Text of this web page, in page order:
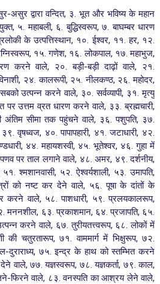
असुर द्वारा वन्दित, ३. भूत और भविष्य के महान
५. महाबली, ६. बुद्धिस्वरूप, ७. बाघम्बर धारण
के उत्पत्तिस्थान, १०. ईश्वर, ११. हर, १२.
१५. गणेश, १६. लोकपाल, १७. महाभुज,
करने वाले, २०. बड़ी-बड़ी दाढ़ों वाले, २१.
२४. कालरूपी, २५. नीलकण्ठ, २६. महोदर,
उत्पन्न करने वाले, ३०. सर्वव्यापी, ३१. मृत्यु
पर उत्तम व्रत धारण करने वाले, ३३. ब्रह्मचारी,
अंतिम सीमा तक पहुंचने वाले, ३६. पशुपति, ३७.
वृषध्वज, ४०. पापापहारी, ४१. जटाधारी, ४२.
४४. महायशस्वी, ४५. भूतेश्वर, ४६. गुहा में
पर ताल लगाने वाले, ४८. अमर, ४९. दर्शनीय,
श्मशानवासी, ५२. ऐश्वर्यशाली, ५३. उमापति,
को नष्ट कर देने वाले, ५६. पूषा के दांतों के
करने वाले, ५८. पाशधारी, ५९. प्रलयकालरूप,
६३. प्रकाशमान, ६४. प्रजापति, ६५.
करने वाले, ६७. तुरीयतत्त्वरूप, ६८. लोकों में
की चतुरतारूप, ७१. वाममार्ग में भिक्षुरूप, ७२.
दुराराध्य, ७५. इन्द्र के हाथ को स्तम्भित करने
वाले, ७७. यज्ञस्वरूप, ७८. यज्ञकर्ता, ७९. काल,
फिरने वाले, ८३. वनस्पति का आश्रय लेने वाले,